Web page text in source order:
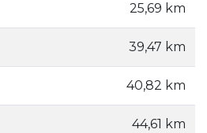
25,69 km
39,47 km
40,82 km
44,61 km